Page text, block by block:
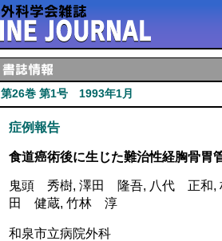
第26巻 第1号 1993年1月
症例報告
食道癌術後に生じた難治性経胸骨胃
鬼頭 秀樹, 澤田 隆吾, 八代 正和
田 健蔵, 竹林 淳
和泉市立病院外科